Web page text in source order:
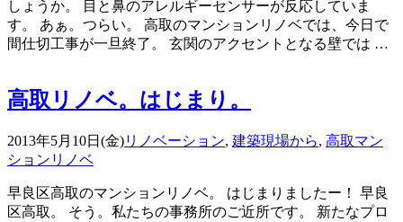
しょうか。 目と鼻のアレルギーセンサーが反応していま
す。 あぁ。つらい。 高取のマンションリノベでは、今日で
間仕切工事が一旦終了。 玄関のアクセントとなる壁では …
高取リノベ。はじまり。
2013年5月10日(金)リノベーション, 建築現場から, 高取マン
ションリノベ
早良区高取のマンションリノベ。 はじまりましたー！ 早良
区高取。 そう。私たちの事務所のご近所です。 新たなプロ